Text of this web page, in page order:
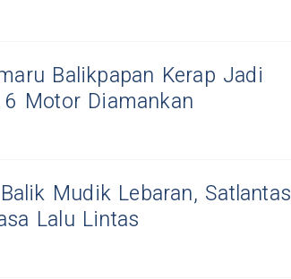
Balikpapan Kerap Jadi
Motor Diamankan
Mudik Lebaran, Satlantas
Lalu Lintas